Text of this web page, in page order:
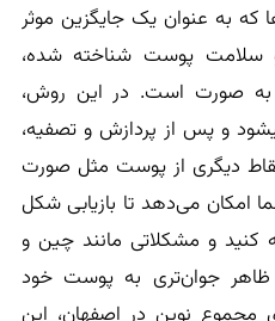
به عنوان یک جایگزین موثر
سلامت پوست شناخته شده،
به صورت است. در این روش،
و پس از پردازش و تصفیه،
دیگری از پوست مثل صورت
امکان می‌دهد تا بازیابی شکل
و مشکلاتی مانند چین و
جوان‌تری به پوست خود